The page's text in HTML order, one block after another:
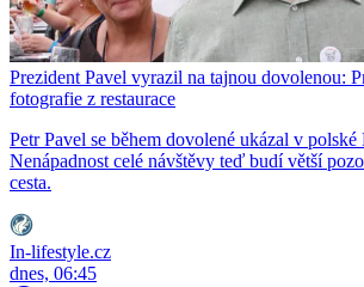
Prezident Pavel vyrazil na tajnou dovolenou:
fotografie z restaurace
Petr Pavel se během dovolené ukázal v
Nenápadnost celé návštěvy teď budí větší
cesta.
In-lifestyle.cz
dnes, 06:45